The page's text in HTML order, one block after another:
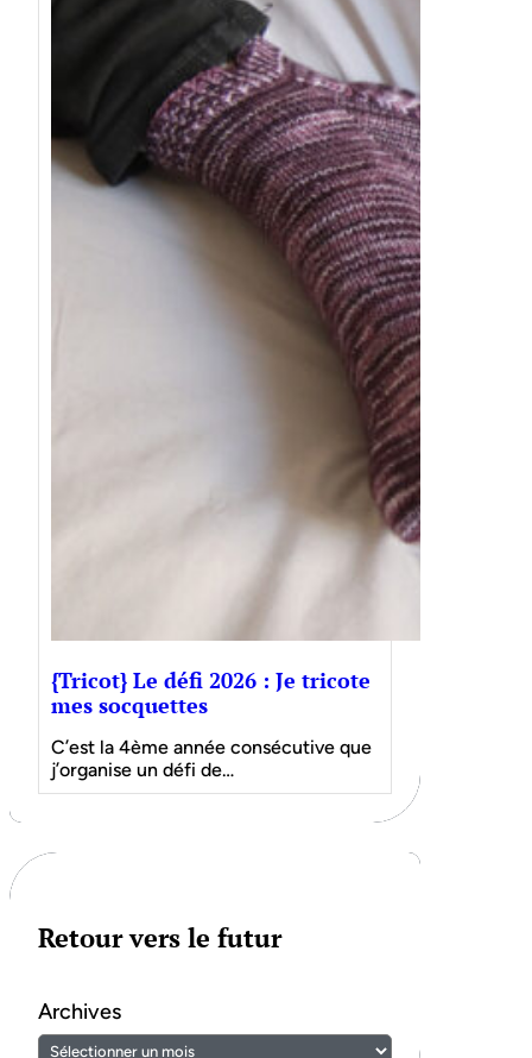
{Tricot} Le défi 2026 : Je tricote
mes socquettes
C’est la 4ème année consécutive que
j’organise un défi de…
Retour vers le futur
Archives